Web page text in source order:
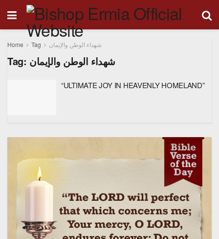
Home Tag شهداء الوطن والإيمان
Tag: شهداء الوطن والإيمان
“ULTIMATE JOY IN HEAVENLY HOMELAND”